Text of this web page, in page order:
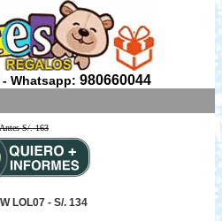
Whatsapp: 980660044
Antes S/. 163
LOL07 - S/. 134